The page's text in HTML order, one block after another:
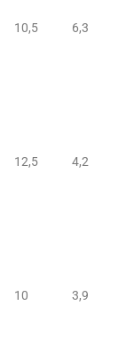
10,5 6,3
12,5 4,2
10 3,9